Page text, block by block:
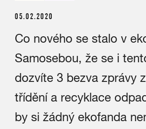
05.02.2020
Co nového se stalo v
Samosebou, že se i
dozvíte 3 bezva zprávy
třídění a recyklace
by si žádný ekofanda